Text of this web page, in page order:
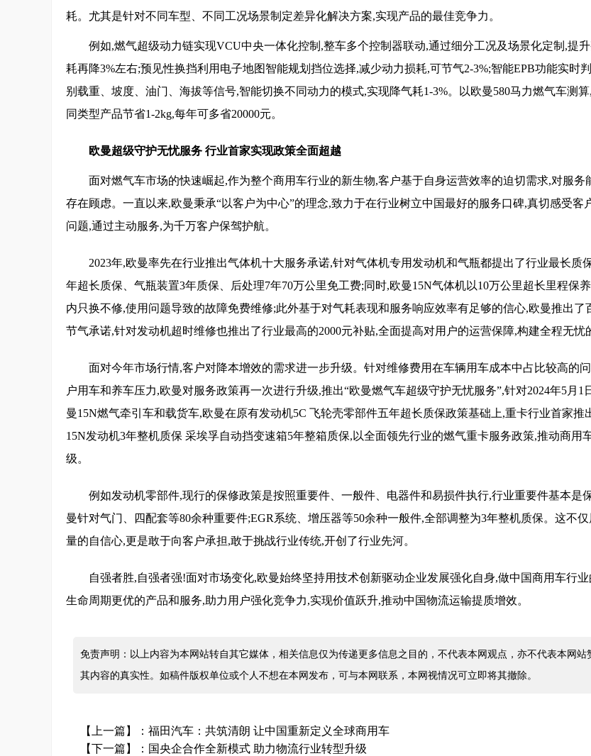
耗。尤其是针对不同车型、不同工况场景制定差异化解决方案,实现产品的最佳竞争力。
例如,燃气超级动力链实现VCU中央一体化控制,整车多个控制器联动,通过细分工况及场景化定制,提
耗再降3%左右;预见性换挡利用电子地图智能规划挡位选择,减少动力损耗,可节气2-3%;智能EPB功能实时
别载重、坡度、油门、海拔等信号,智能切换不同动力的模式,实现降气耗1-3%。以欧曼580马力燃气车测
同类型产品节省1-2kg,每年可多省20000元。
欧曼超级守护无忧服务 行业首家实现政策全面超越
面对燃气车市场的快速崛起,作为整个商用车行业的新生物,客户基于自身运营效率的迫切需求,对服务
存在顾虑。一直以来,欧曼秉承“以客户为中心”的理念,致力于在行业树立中国最好的服务口碑,真切感受客
问题,通过主动服务,为千万客户保驾护航。
2023年,欧曼率先在行业推出气体机十大服务承诺,针对气体机专用发动机和气瓶都提出了行业最长质
年超长质保、气瓶装置3年质保、后处理7年70万公里免工费;同时,欧曼15N气体机以10万公里超长里程保
内只换不修,使用问题导致的故障免费维修;此外基于对气耗表现和服务响应效率有足够的信心,欧曼推出了
节气承诺,针对发动机超时维修也推出了行业最高的2000元补贴,全面提高对用户的运营保障,构建全程无忧
面对今年市场行情,客户对降本增效的需求进一步升级。针对维修费用在车辆用车成本中占比较高的
户用车和养车压力,欧曼对服务政策再一次进行升级,推出“欧曼燃气车超级守护无忧服务”,针对2024年5月1
曼15N燃气牵引车和载货车,欧曼在原有发动机5C 飞轮壳零部件五年超长质保政策基础上,重卡行业首家推
15N发动机3年整机质保 采埃孚自动挡变速箱5年整箱质保,以全面领先行业的燃气重卡服务政策,推动商用
级。
例如发动机零部件,现行的保修政策是按照重要件、一般件、电器件和易损件执行,行业重要件基本是
曼针对气门、四配套等80余种重要件;EGR系统、增压器等50余种一般件,全部调整为3年整机质保。这不
量的自信心,更是敢于向客户承担,敢于挑战行业传统,开创了行业先河。
自强者胜,自强者强!面对市场变化,欧曼始终坚持用技术创新驱动企业发展强化自身,做中国商用车行业
生命周期更优的产品和服务,助力用户强化竞争力,实现价值跃升,推动中国物流运输提质增效。
免责声明：以上内容为本网站转自其它媒体，相关信息仅为传递更多信息之目的，不代表本网观点，亦不代表本网站
其内容的真实性。如稿件版权单位或个人不想在本网发布，可与本网联系，本网视情况可立即将其撤除。
【上一篇】： 福田汽车：共筑清朗 让中国重新定义全球商用车
【下一篇】： 国央企合作全新模式 助力物流行业转型升级